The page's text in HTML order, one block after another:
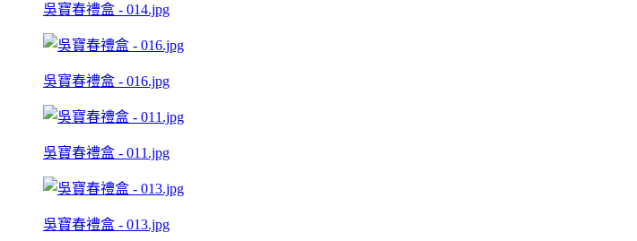
吳寶春禮盒 - 014.jpg
吳寶春禮盒 - 016.jpg
吳寶春禮盒 - 011.jpg
吳寶春禮盒 - 013.jpg